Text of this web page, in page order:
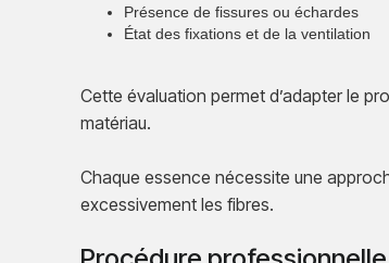
Présence de fissures ou échardes
État des fixations et de la ventilation
Cette évaluation permet d’adapter le
matériau.
Chaque essence nécessite une
excessivement les fibres.